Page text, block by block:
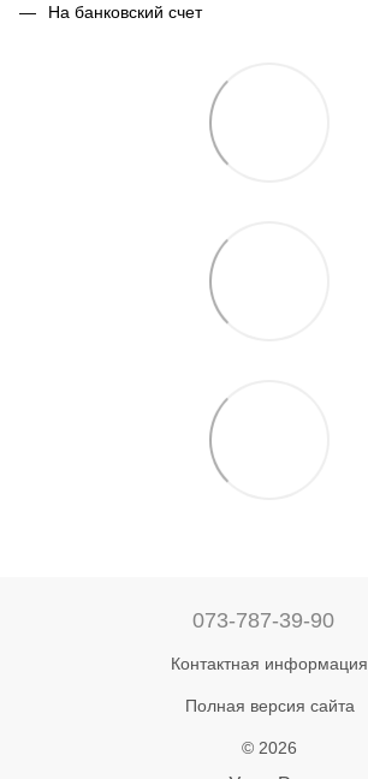
На банковский счет
073-787-39-90
Контактная информация
Полная версия сайта
© 2026